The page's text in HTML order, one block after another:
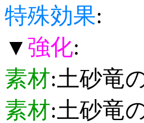
特殊効果:
▼ 強化:
素材:土砂竜
素材:土砂竜